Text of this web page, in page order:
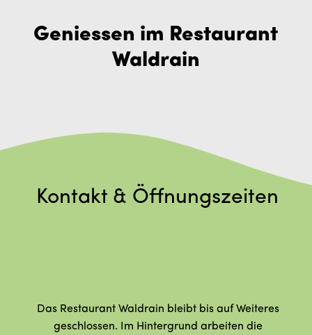
Geniessen im Restaurant
Waldrain
Kontakt & Öffnungszeiten
Das Restaurant Waldrain bleibt bis auf Weiteres
geschlossen. Im Hintergrund arbeiten die